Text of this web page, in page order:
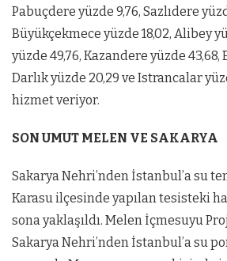
Pabuçdere yüzde 9,76, Sazlıdere
Büyükçekmece yüzde 18,02, Alibey
yüzde 49,76, Kazandere yüzde 43,68,
Darlık yüzde 20,29 ve Istrancalar
hizmet veriyor.
SON UMUT MELEN VE SAKARYA
Sakarya Nehri’nden İstanbul’a su
Karasu ilçesinde yapılan tesisteki
sona yaklaşıldı. Melen İçmesuyu
Sakarya Nehri’nden İstanbul’a su